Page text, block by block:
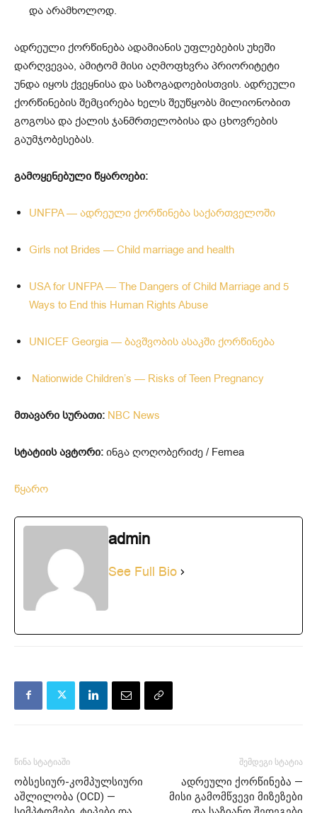
და არამხოლოდ.
ადრეული ქორწინება ადამიანის უფლებების უხეში
დარღვევაა, ამიტომ მისი აღმოფხვრა პრიორიტეტი
უნდა იყოს ქვეყნისა და საზოგადოებისთვის. ადრეული
ქორწინების შემცირება ხელს შეუწყობს მილიონობით
გოგოსა და ქალის ჯანმრთელობისა და ცხოვრების
გაუმჯობესებას.
გამოყენებული წყაროები:
UNFPA — ადრეული ქორწინება საქართველოში
Girls not Brides — Child marriage and health
USA for UNFPA — The Dangers of Child Marriage and 5
Ways to End this Human Rights Abuse
UNICEF Georgia — ბავშვობის ასაკში ქორწინება
Nationwide Children’s — Risks of Teen Pregnancy
მთავარი სურათი: NBC News
სტატიის ავტორი: ინგა ღოღობერიძე / Femea
წყარო
admin
See Full Bio
წინა სტატიაში
ობსესიურ-კომპულსიური
აშლილობა (OCD) —
შემდეგი სტატია
ადრეული ქორწინება —
მისი გამომწვევი მიზეზები